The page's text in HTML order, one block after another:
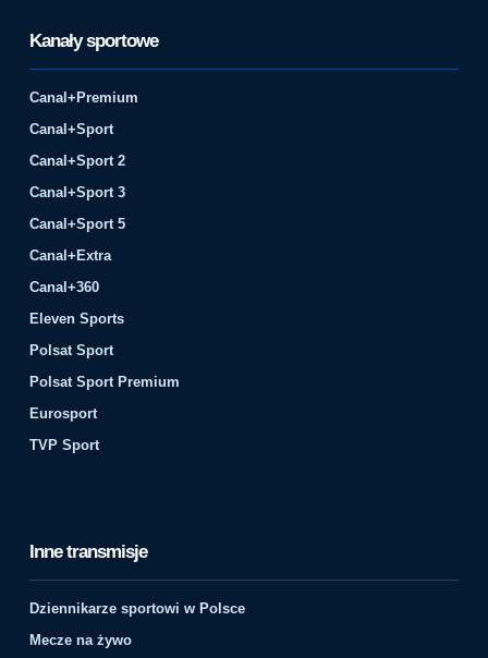
Kanały sportowe
Canal+Premium
Canal+Sport
Canal+Sport 2
Canal+Sport 3
Canal+Sport 5
Canal+Extra
Canal+360
Eleven Sports
Polsat Sport
Polsat Sport Premium
Eurosport
TVP Sport
Inne transmisje
Dziennikarze sportowi w Polsce
Mecze na żywo